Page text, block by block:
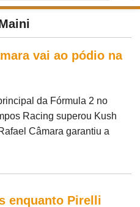
vai ao pódio na
da Fórmula 2 no
Racing superou Kush
Câmara garantiu a
enquanto Pirelli